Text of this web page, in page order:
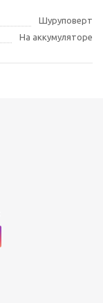
Шуруповерт
На аккумуляторе